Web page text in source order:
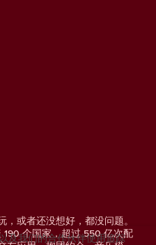
或者还没想好，都没问题。
个国家，超过 550 亿次配
及我们的合作伙伴使用追踪